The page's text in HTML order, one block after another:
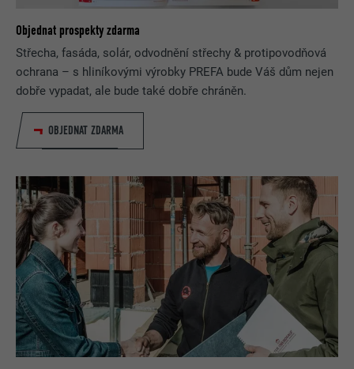
Objednat prospekty zdarma
Střecha, fasáda, solár, odvodnění střechy & protipovodňová
ochrana – s hliníkovými výrobky PREFA bude Váš dům nejen
dobře vypadat, ale bude také dobře chráněn.
OBJEDNAT ZDARMA